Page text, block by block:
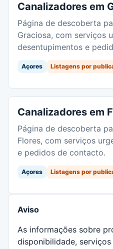
Canalizadores em
Página de descoberta
Graciosa, com serviços
desentupimentos e
Açores Listagens por
Canalizadores em
Página de descoberta
Flores, com serviços
e pedidos de contacto.
Açores Listagens por
Aviso
As informações sobre
disponibilidade,